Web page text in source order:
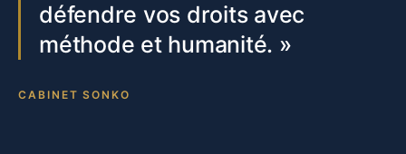
défendre vos droits avec
méthode et humanité. »
CABINET SONKO